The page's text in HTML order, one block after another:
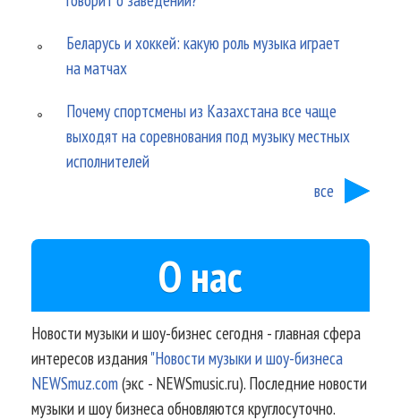
Беларусь и хоккей: какую роль музыка играет
на матчах
Почему спортсмены из Казахстана все чаще
выходят на соревнования под музыку местных
исполнителей
все
О нас
Новости музыки и шоу-бизнес сегодня - главная сфера
интересов издания"Новости музыки и шоу-бизнеса
NEWSmuz.com(экс - NEWSmusic.ru). Последние новости
музыки и шоу бизнеса обновляются круглосуточно.